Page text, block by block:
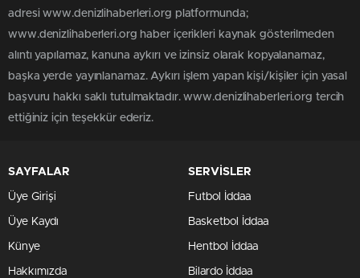
adresi www.denizlihaberleri.org platformunda;
www.denizlihaberleri.org haber içerikleri kaynak gösterilmeden
alıntı yapılamaz, kanuna aykırı ve izinsiz olarak kopyalanamaz,
başka yerde yayınlanamaz. Aykırı işlem yapan kişi/kişiler için yasal
başvuru hakkı saklı tutulmaktadır. www.denizlihaberleri.org tercih
ettiğiniz için teşekkür ederiz.
SAYFALAR
Üye Girişi
Üye Kaydı
Künye
Hakkımızda
SERVİSLER
Futbol İddaa
Basketbol İddaa
Hentbol İddaa
Bilardo İddaa